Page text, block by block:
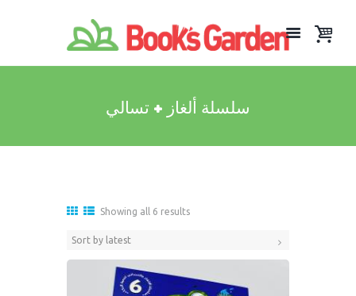
سلسلة ألغاز + تسالي
Showing all 6 resultsSorted